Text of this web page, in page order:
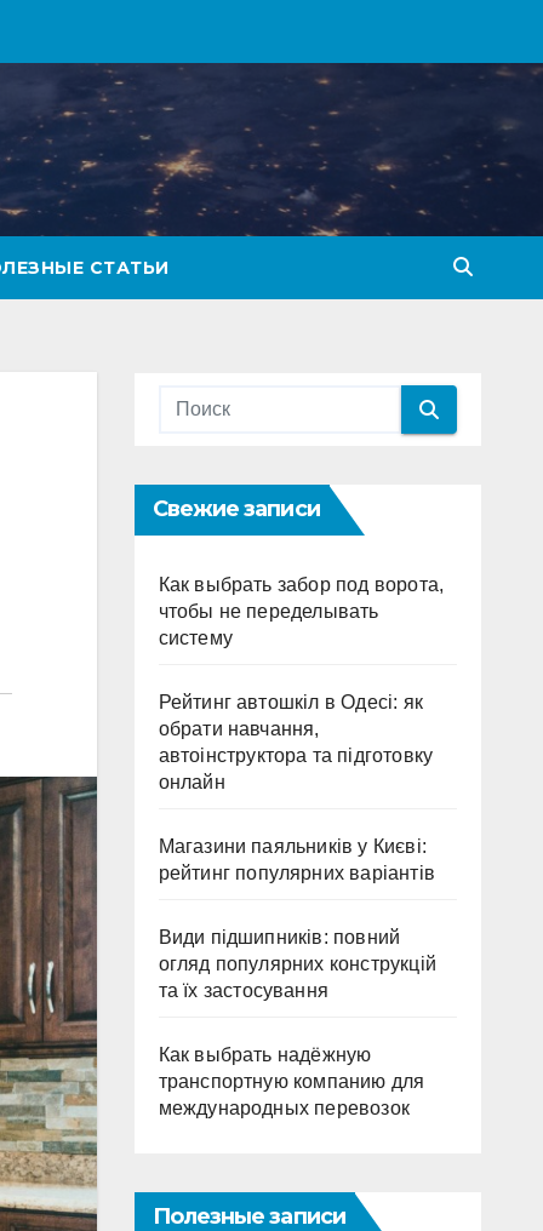
СТАТЬИ
Свежие записи
Как выбрать забор под ворота,
чтобы не переделывать
систему
Рейтинг автошкіл в Одесі: як
обрати навчання,
автоінструктора та підготовку
онлайн
Магазини паяльників у Києві:
рейтинг популярних варіантів
Види підшипників: повний
огляд популярних конструкцій
та їх застосування
Как выбрать надёжную
транспортную компанию для
международных перевозок
Полезные записи